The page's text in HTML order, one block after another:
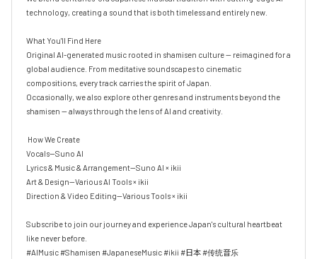
technology, creating a sound that is both timeless and entirely new.
What You'll Find Here
Original AI-generated music rooted in shamisen culture — reimagined for a
global audience. From meditative soundscapes to cinematic
compositions, every track carries the spirit of Japan.
Occasionally, we also explore other genres and instruments beyond the
shamisen — always through the lens of AI and creativity.
Vocals—Suno AI
Lyrics & Music & Arrangement—Suno AI × ikii
Art & Design—Various AI Tools × ikii
Direction & Video Editing—Various Tools × ikii
Subscribe to join our journey and experience Japan's cultural heartbeat
like never before.
#AIMusic #Shamisen #JapaneseMusic #ikii #日本 #传统音乐